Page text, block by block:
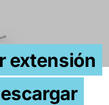
extensión